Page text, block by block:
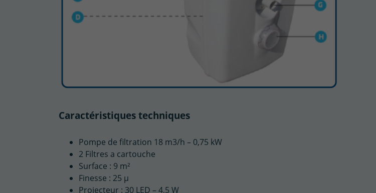
Caractéristiques techniques
Pompe de filtration 18 m3/h – 0,75 kW
2 Filtres a cartouche
Surface : 9 m²
Finesse : 25 µ
Projecteur : 30 LED – 4,5 W